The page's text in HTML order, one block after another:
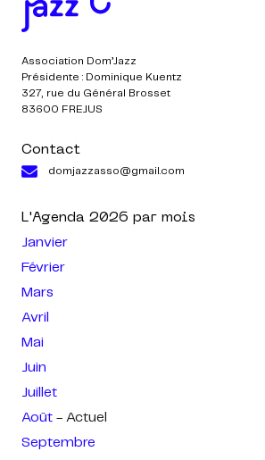
Association Dom’Jazz
Présidente : Dominique Kuentz
327, rue du Général Brosset
83600 FREJUS
Contact
domjazzasso@gmail.com
L'Agenda 2026 par mois
Janvier
Février
Mars
Avril
Mai
Juin
Juillet
Août - Actuel
Septembre